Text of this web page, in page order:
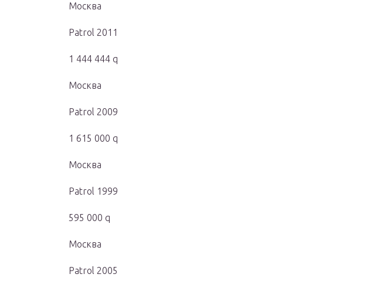
Москва
Patrol 2011
1 444 444 q
Москва
Patrol 2009
1 615 000 q
Москва
Patrol 1999
595 000 q
Москва
Patrol 2005